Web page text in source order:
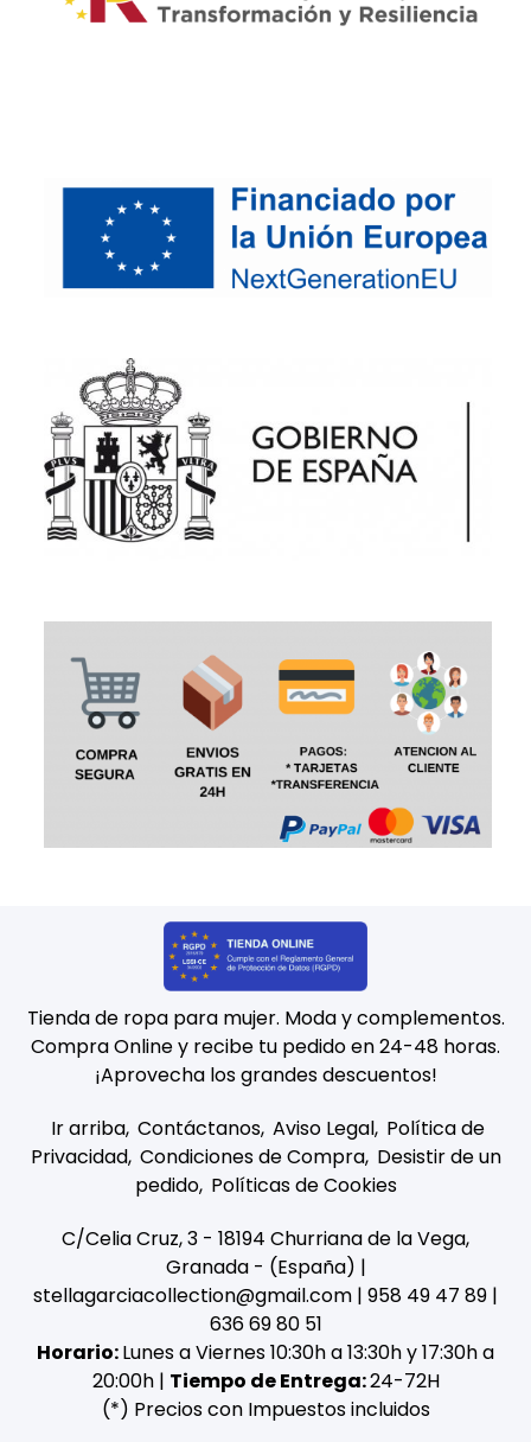
Tienda de ropa para mujer. Moda y complementos.
Compra Online y recibe tu pedido en 24-48 horas.
¡Aprovecha los grandes descuentos!
Ir arriba Contáctanos Aviso Legal Política de
Privacidad Condiciones de Compra Desistir de un
pedido Políticas de Cookies
C/Celia Cruz, 3 - 18194 Churriana de la Vega,
Granada - (España) |
stellagarciacollection@gmail.com | 958 49 47 89 |
636 69 80 51
Horario:Lunes a Viernes 10:30h a 13:30h y 17:30h a
20:00h | Tiempo de Entrega:24-72H
(*) Precios con Impuestos incluidos